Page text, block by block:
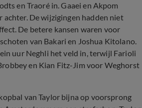
en Traoré in. Gaaei en Akpom
achter. De wijzigingen hadden niet
De betere kansen waren voor
van Bakari en Joshua Kitolano.
uur Neghli het veld in, terwijl Farioli
en Kian Fitz-Jim voor Weghorst
van Taylor bijna op voorsprong